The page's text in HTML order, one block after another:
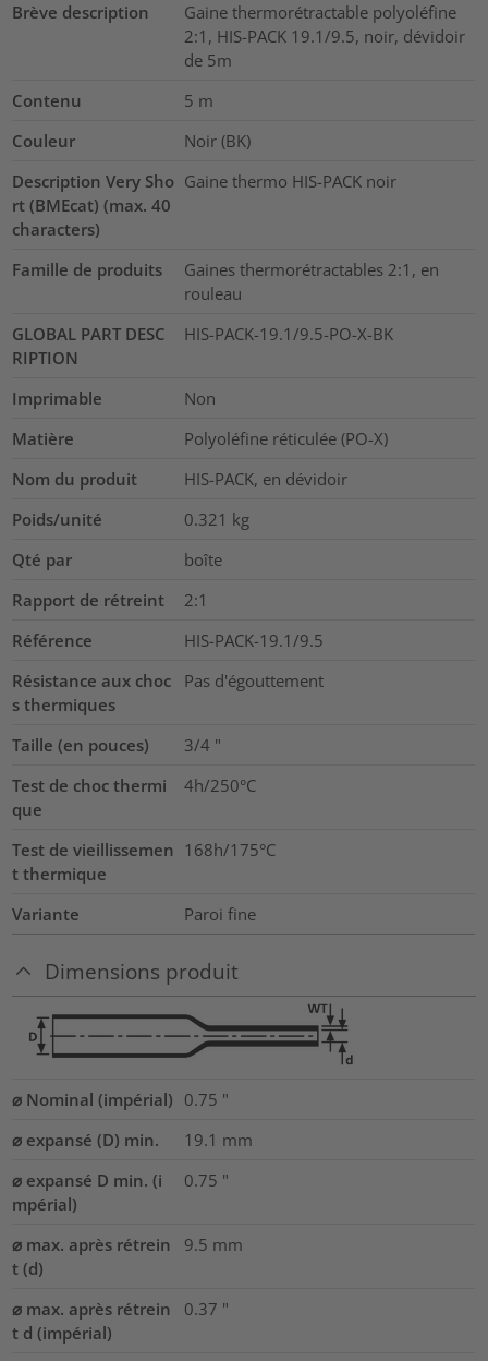
Brève description
Gaine thermorétractable polyoléfine
2:1, HIS-PACK 19.1/9.5, noir, dévidoir
de 5m
Contenu
5 m
Couleur
Noir (BK)
Description Very Sho
rt (BMEcat) (max. 40
characters)
Gaine thermo HIS-PACK noir
Famille de produits
Gaines thermorétractables 2:1, en
rouleau
GLOBAL PART DESC
RIPTION
HIS-PACK-19.1/9.5-PO-X-BK
Imprimable
Non
Matière
Polyoléfine réticulée (PO-X)
Nom du produit
HIS-PACK, en dévidoir
Poids/unité
0.321 kg
Qté par
boîte
Rapport de rétreint
2:1
Référence
HIS-PACK-19.1/9.5
Résistance aux choc
s thermiques
Pas d'égouttement
Taille (en pouces) 3/4 "
Test de choc thermi
que
4h/250°C
Test de vieillissemen
t thermique
168h/175°C
Variante Paroi fine
Dimensions produit
⌀ Nominal (impérial) 0.75 "
⌀ expansé (D) min.
19.1 mm
⌀ expansé D min. (i
mpérial)
0.75 "
⌀ max. après rétrein
t (d)
9.5 mm
⌀ max. après rétrein
t d (impérial)
0.37 "